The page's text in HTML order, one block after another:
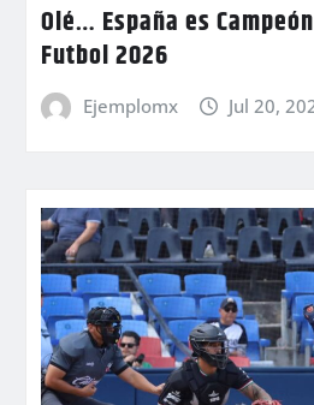
Olé… España es
Futbol 2026
Ejemplomx Jul 20,